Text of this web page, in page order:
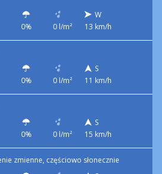
0% 0 l/m²
W
13 km/h
0% 0 l/m²
S
11 km/h
0% 0 l/m²
S
15 km/h
zmienne, częściowo słonecznie